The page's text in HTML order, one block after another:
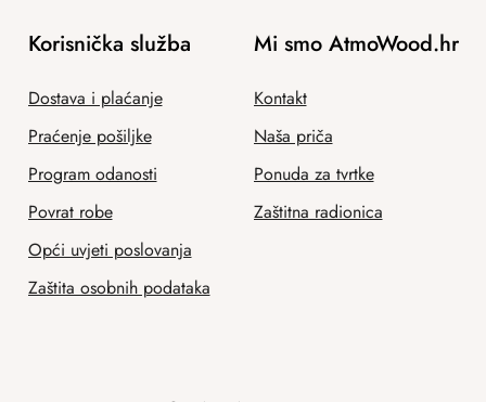
Korisnička služba
Dostava i plaćanje
Praćenje pošiljke
Program odanosti
Povrat robe
Opći uvjeti poslovanja
Zaštita osobnih podataka
Mi smo AtmoWood.hr
Kontakt
Naša priča
Ponuda za tvrtke
Zaštitna radionica